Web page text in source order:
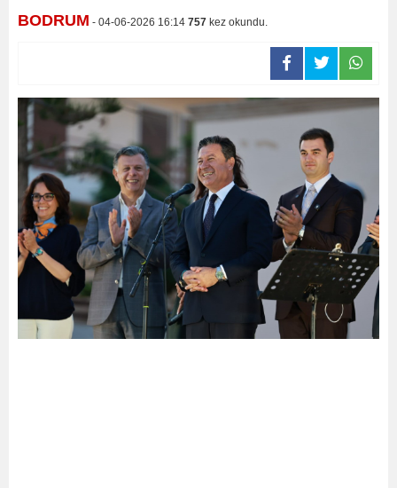
BODRUM - 04-06-2026 16:14 757 kez okundu.